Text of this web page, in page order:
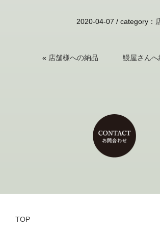
2020-04-07 /category ：
« 店舗様への納品 鰻屋さんへ
TOP